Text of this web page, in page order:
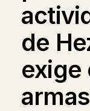
de
exige
armas